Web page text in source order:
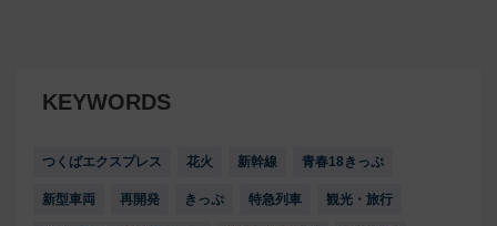
KEYWORDS
つくばエクスプレス 花火 新幹線 青春18きっぷ
新型車両 再開発 きっぷ 特急列車 観光・旅行